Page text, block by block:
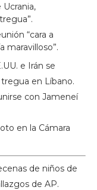
Ucrania,
“cara a
maravilloso”.
e Irán se
en Líbano.
con Jameneí
en la Cámara
de niños de
de AP.